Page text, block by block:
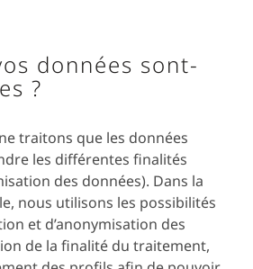
données sont-
?
traitons que les données
les différentes finalités
des données). Dans la
nous utilisons les possibilités
et d’anonymisation des
de la finalité du traitement,